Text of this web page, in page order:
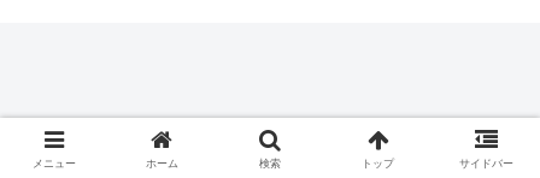
メニュー ホーム 検索 トップ サイドバー